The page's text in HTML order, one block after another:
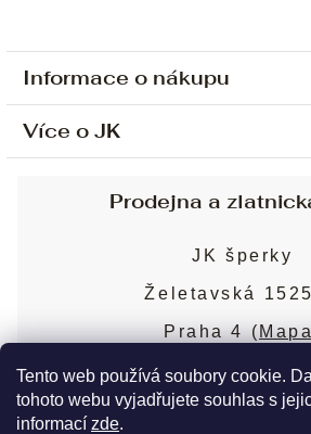
Tento web používá soubory cookie.
tohoto webu vyjadřujete souhlas s
informací zde.
Informace o nákupu
Ochrana osobních údajů
Sjednání osobní schůzky
Obchodní podmínky
Puncovní značky
Více o JK
Blog
Nejčastější dotazy
Prodejna a
JK šperky
Želetavská
Praha 4 (
Více o prodejně